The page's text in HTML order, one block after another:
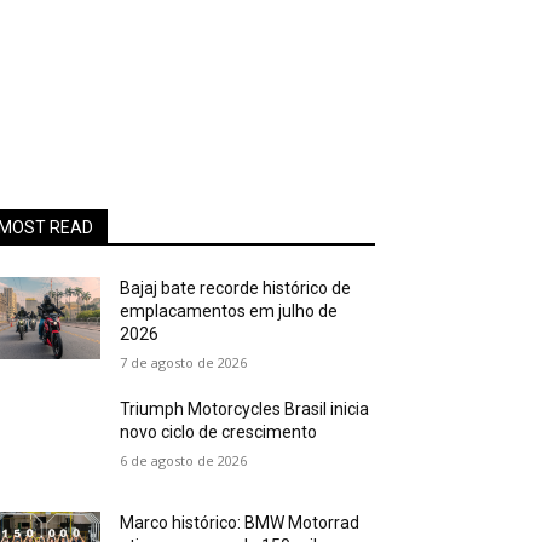
MOST READ
Bajaj bate recorde histórico de
emplacamentos em julho de
2026
7 de agosto de 2026
Triumph Motorcycles Brasil inicia
novo ciclo de crescimento
6 de agosto de 2026
Marco histórico: BMW Motorrad